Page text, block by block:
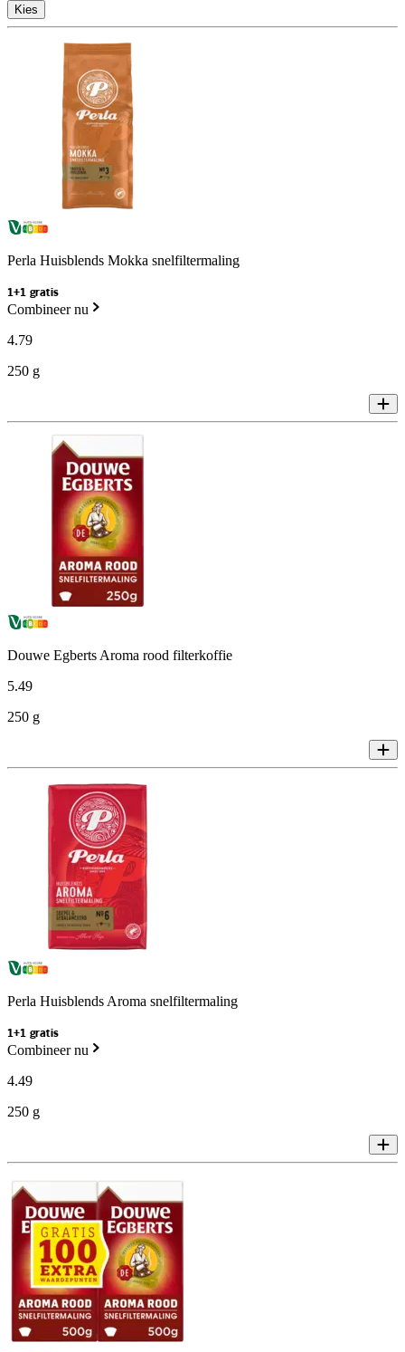
Kies
Perla Huisblends Mokka snelfiltermaling
1+1 gratis
Combineer nu
4.79
250 g
Douwe Egberts Aroma rood filterkoffie
5.49
250 g
Perla Huisblends Aroma snelfiltermaling
1+1 gratis
Combineer nu
4.49
250 g